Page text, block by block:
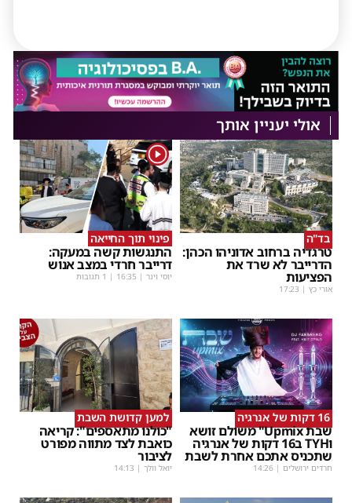
אולי יעניין אותך
בד"ה
טרגדיה ברחוב אדוניהו הכהן:
הדרייבר לא שרד את
הפציעות
אורי כץ |
17:23
1
פינוי תוך החייאה
התנגשות קשה במעקה:
דרייבר חרדי במצב אנוש
יוסי וינר |
16:35 | 1 תגובות
16 דקות של אנרגיה
שבת Upmix" משולם זושא
וTYH ב16 דקות של אנרגיה
שתכניס אתכם אחרת לשבת
חרדים ירושלים |
14:26
למען קדושת השבת
"כולנו מתאספים": קריאה
כואבת לצד מתווה מפורט
לציבור
יואל וולך |
14:13